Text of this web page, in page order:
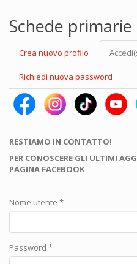
Schede primarie
Crea nuovo profilo Accedi
Richiedi nuova password
RESTIAMO IN CONTATTO!
PER CONOSCERE GLI ULTIMI
PAGINA FACEBOOK
Nome utente *
Password *